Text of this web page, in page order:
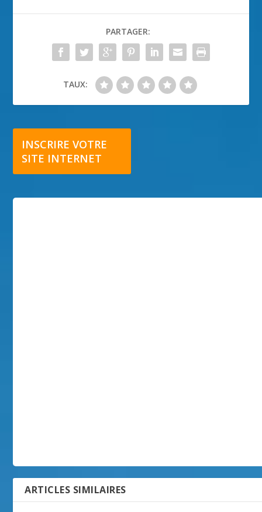
PARTAGER:
TAUX:
INSCRIRE VOTRE
SITE INTERNET
ARTICLES SIMILAIRES